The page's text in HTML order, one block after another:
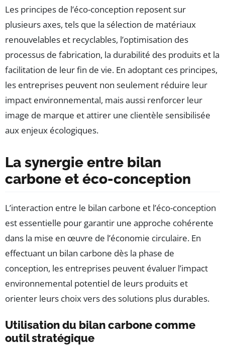
Les principes de l’éco-conception reposent sur
plusieurs axes, tels que la sélection de matériaux
renouvelables et recyclables, l’optimisation des
processus de fabrication, la durabilité des produits et la
facilitation de leur fin de vie. En adoptant ces principes,
les entreprises peuvent non seulement réduire leur
impact environnemental, mais aussi renforcer leur
image de marque et attirer une clientèle sensibilisée
aux enjeux écologiques.
La synergie entre bilan
carbone et éco-conception
L’interaction entre le bilan carbone et l’éco-conception
est essentielle pour garantir une approche cohérente
dans la mise en œuvre de l’économie circulaire. En
effectuant un bilan carbone dès la phase de
conception, les entreprises peuvent évaluer l’impact
environnemental potentiel de leurs produits et
orienter leurs choix vers des solutions plus durables.
Utilisation du bilan carbone comme
outil stratégique